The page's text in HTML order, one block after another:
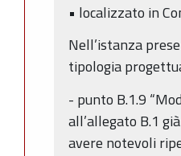
• localizzato in
Nell’istanza
tipologia
- punto B.1.9
all’allegato B.1
avere notevoli